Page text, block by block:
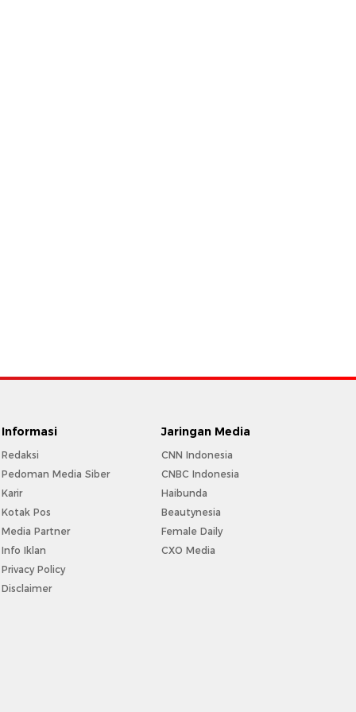
Informasi
Redaksi
Pedoman Media Siber
Karir
Kotak Pos
Media Partner
Info Iklan
Privacy Policy
Disclaimer
Jaringan Media
CNN Indonesia
CNBC Indonesia
Haibunda
Beautynesia
Female Daily
CXO Media